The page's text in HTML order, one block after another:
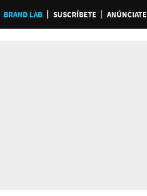
BRAND LAB SUSCRÍBETE ANÚNCIATE